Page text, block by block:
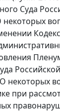
Суда
некоторых
некоторых
при